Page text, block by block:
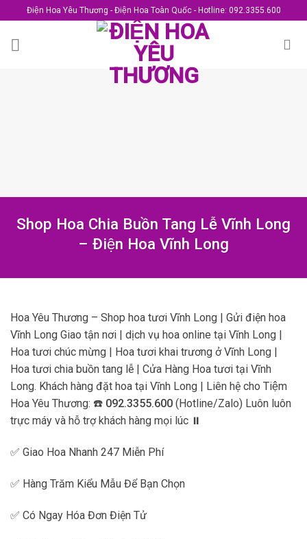
to
content
Điện Hoa Yêu Thương - Điện Hoa Toàn Quốc - Hotline: 092.3355.600
Shop Hoa Chia Buồn Tang Lễ Vĩnh Long
– Điện Hoa Vĩnh Long
Hoa Yêu Thương – Shop hoa tươi Vĩnh Long | Gửi điện hoa
Vĩnh Long Giao tận nơi | dịch vụ hoa online tại Vĩnh Long |
Hoa tươi chúc mừng | Hoa tươi khai trương ở Vĩnh Long |
Hoa tươi chia buồn tang lễ | Cửa Hàng Hoa tươi tại Vĩnh
Long. Khách hàng đặt hoa tại Vĩnh Long | Liên hệ cho Tiệm
Hoa Yêu Thương: ☎️ 092.3355.600 (Hotline/Zalo) Luôn luôn
trực máy và hỗ trợ khách hàng mọi lúc ⏸
✅ Giao Hoa Nhanh 247 Miễn Phí
✅ Hàng Trăm Kiểu Mẫu Để Bạn Chọn
✅ Có Ngay Hóa Đơn Điện Tử